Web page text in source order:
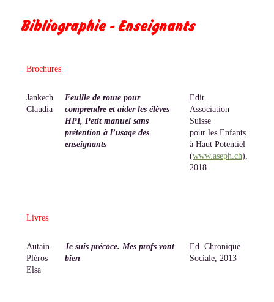
Bibliographie - Enseignants
Brochures
Jankech
Claudia
Feuille de route pour
comprendre et aider les élèves
HPI, Petit manuel sans
prétention à l’usage des
enseignants
Edit.
Association
Suisse
pour les Enfants
à Haut Potentiel
(www.aseph.ch),
2018
Livres
Autain-
Pléros
Elsa
Je suis précoce. Mes profs vont
bien
Ed. Chronique
Sociale, 2013